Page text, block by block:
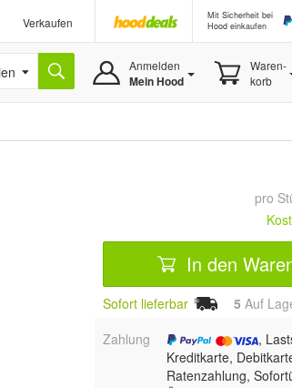
Verkaufen
Mit Sicherheit bei
Hood einkaufen
Anmelden
Mein Hood
Waren-
korb
pro
In den
Sofort lieferbar 5 Auf
Zahlung
,
Kreditkarte,
Ratenzahlung,